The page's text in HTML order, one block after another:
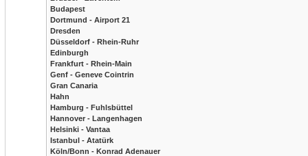
Budapest
Dortmund - Airport 21
Dresden
Düsseldorf - Rhein-Ruhr
Edinburgh
Frankfurt - Rhein-Main
Genf - Geneve Cointrin
Gran Canaria
Hahn
Hamburg - Fuhlsbüttel
Hannover - Langenhagen
Helsinki - Vantaa
Istanbul - Atatürk
Köln/Bonn - Konrad Adenauer